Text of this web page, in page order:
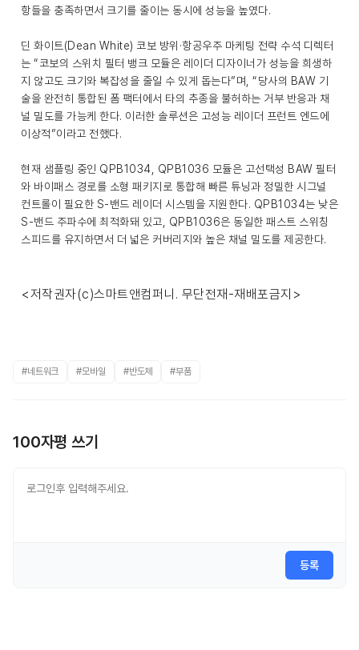
항들을 충족하면서 크기를 줄이는 동시에 성능을 높였다.
딘 화이트(Dean White) 코보 방위·항공우주 마케팅 전략 수석 디렉터
는 “코보의 스위치 필터 뱅크 모듈은 레이더 디자이너가 성능을 희생하
지 않고도 크기와 복잡성을 줄일 수 있게 돕는다”며, “당사의 BAW 기
술을 완전히 통합된 폼 팩터에서 타의 추종을 불허하는 거부 반응과 채
널 밀도를 가능케 한다. 이러한 솔루션은 고성능 레이더 프런트 엔드에
이상적”이라고 전했다.
현재 샘플링 중인 QPB1034, QPB1036 모듈은 고선택성 BAW 필터
와 바이패스 경로를 소형 패키지로 통합해 빠른 튜닝과 정밀한 시그널
컨트롤이 필요한 S-밴드 레이더 시스템을 지원한다. QPB1034는 낮은
S-밴드 주파수에 최적화돼 있고, QPB1036은 동일한 패스트 스위칭
스피드를 유지하면서 더 넓은 커버리지와 높은 채널 밀도를 제공한다.
<저작권자(c)스마트앤컴퍼니. 무단전재-재배포금지>
#네트워크 #모바일 #반도체 #부품
100자평 쓰기
등록